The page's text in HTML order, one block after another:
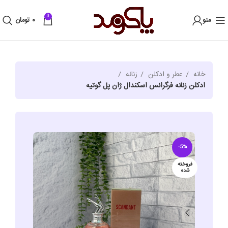
منو 0 ۰ تومان
خانه عطر و ادکلن
زنانه
ادکلن زنانه فرگرانس اسکندال ژان پل گوتیه
-5%
فروخته
شده